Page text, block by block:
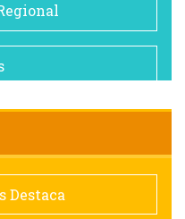
Destaca